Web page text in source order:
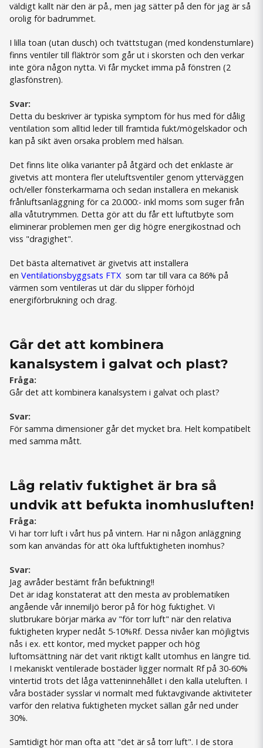
väldigt kallt när den är på., men jag sätter på den för jag är så
orolig för badrummet.
I lilla toan (utan dusch) och tvättstugan (med kondenstumlare)
finns ventiler till fläktrör som går ut i skorsten och den verkar
inte göra någon nytta. Vi får mycket imma på fönstren (2
glasfönstren).
Svar:
Detta du beskriver är typiska symptom för hus med för dålig
ventilation som alltid leder till framtida fukt/mögelskador och
kan på sikt även orsaka problem med hälsan.
Det finns lite olika varianter på åtgärd och det enklaste är
givetvis att montera fler uteluftsventiler genom ytterväggen
och/eller fönsterkarmarna och sedan installera en mekanisk
frånluftsanläggning för ca 20.000:- inkl moms som suger från
alla våtutrymmen. Detta gör att du får ett luftutbyte som
eliminerar problemen men ger dig högre energikostnad och
viss "dragighet".
Det bästa alternativet är givetvis att installera
en Ventilationsbyggsats FTX som tar till vara ca 86% på
värmen som ventileras ut där du slipper förhöjd
energiförbrukning och drag.
Går det att kombinera
kanalsystem i galvat och plast?
Fråga:
Går det att kombinera kanalsystem i galvat och plast?
Svar:
För samma dimensioner går det mycket bra. Helt kompatibelt
med samma mått.
Låg relativ fuktighet är bra så
undvik att befukta inomhusluften!
Fråga:
Vi har torr luft i vårt hus på vintern. Har ni någon anläggning
som kan användas för att öka luftfuktigheten inomhus?
Svar:
Jag avråder bestämt från befuktning!!
Det är idag konstaterat att den mesta av problematiken
angående vår innemiljö beror på för hög fuktighet. Vi
slutbrukare börjar märka av "för torr luft" när den relativa
fuktigheten kryper nedåt 5-10%Rf. Dessa nivåer kan möjligtvis
nås i ex. ett kontor, med mycket papper och hög
luftomsättning när det varit riktigt kallt utomhus en längre tid.
I mekaniskt ventilerade bostäder ligger normalt Rf på 30-60%
vintertid trots det låga vatteninnehållet i den kalla uteluften. I
våra bostäder sysslar vi normalt med fuktavgivande aktiviteter
varför den relativa fuktigheten mycket sällan går ned under
30%.
Samtidigt hör man ofta att "det är så torr luft". I de stora